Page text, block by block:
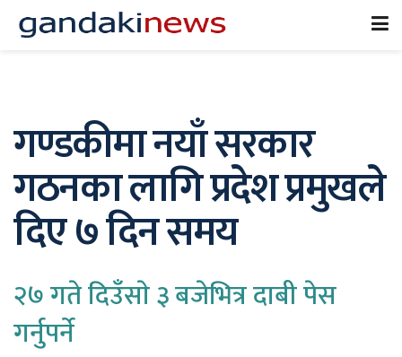
गण्डकीमा नयाँ सरकार
गठनका लागि प्रदेश प्रमुखले
दिए ७ दिन समय
२७ गते दिउँसाे ३ बजेभित्र दाबी पेस
गर्नुपर्ने